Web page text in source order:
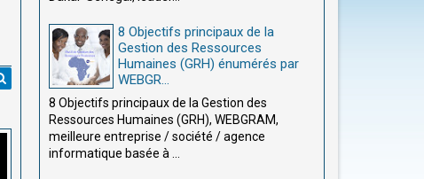
8 Objectifs principaux de la
Gestion des Ressources
Humaines (GRH) énumérés par
WEBGR...
8 Objectifs principaux de la Gestion des
Ressources Humaines (GRH), WEBGRAM,
meilleure entreprise / société / agence
informatique basée à ...